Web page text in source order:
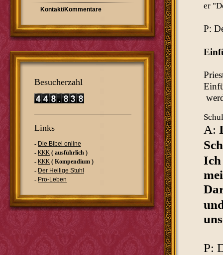
er
P:
A:
Ich
P:
Kontakt/Kommentare
Besucherzahl
Links
- Die Bibel online
- KKK ( ausführlich )
- KKK ( Kompendium )
- Der Heilige Stuhl
- Pro-Leben